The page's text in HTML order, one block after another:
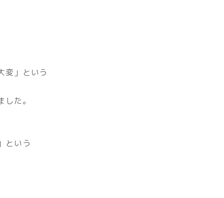
変」という
た。
という